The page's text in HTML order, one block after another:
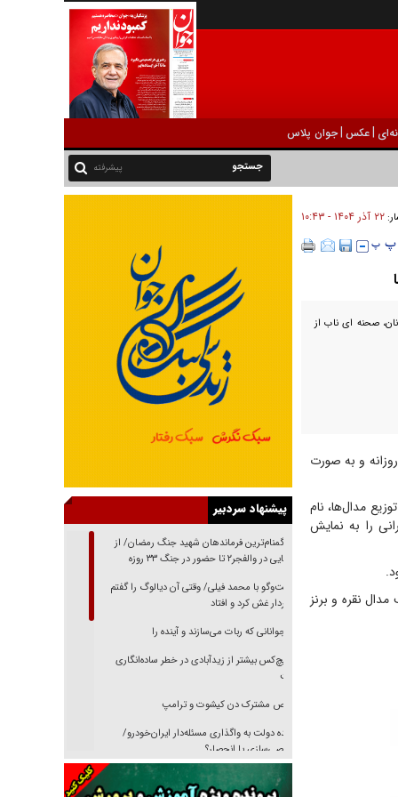
|عکس |جوان پلاس
پیشرفته
۲۲ آذر ۱۴۰۴ - ۱۰:۴۳
صحنه ای ناب از
و به صورت
مدال‌ها، نام
را به نمایش
نقره و برنز
پیشنهاد سردبیر
از گمنام‌ترین فرماندهان شهید جنگ رمضان/ از
شناسایی در والفجر۲ تا حضور در جنگ ۳۳ روزه
گفت‌وگو با محمد فیلی/ وقتی آن دیالوگ را گفتم
فیلمبردار غش کرد و افتاد
نوجوانانی که ربات می‌سازند و آینده را
هیچ‌کس بیشتر از زیدآبادی در خطر ساده‌انگاری
نیست
رقص مشترک دن کیشوت و ترامپ
دنده دولت به واگذاری مسئله‌دار ایران‌خودرو/
خصوصی‌سازی یا انحصار؟
غریزه‌ی بقا و آقای باقی و رفقا